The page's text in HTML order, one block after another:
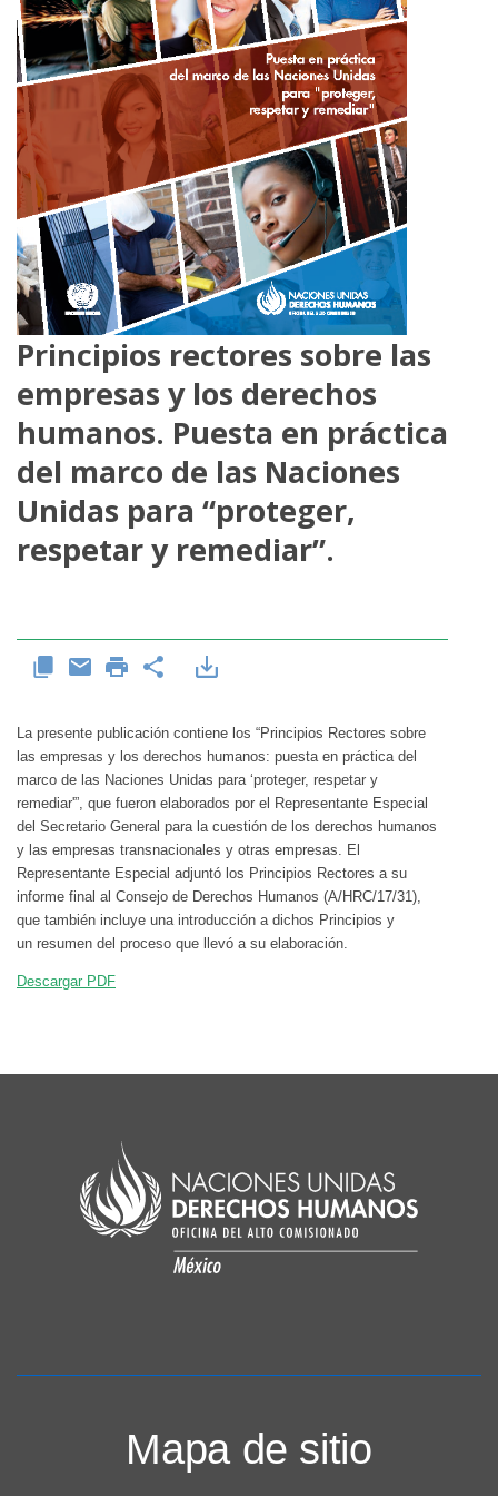
Principios rectores sobre las
empresas y los derechos
humanos. Puesta en práctica
del marco de las Naciones
Unidas para “proteger,
respetar y remediar”.
La presente publicación contiene los “Principios Rectores sobre
las empresas y los derechos humanos: puesta en práctica del
marco de las Naciones Unidas para ‘proteger, respetar y
remediar'”, que fueron elaborados por el Representante Especial
del Secretario General para la cuestión de los derechos humanos
y las empresas transnacionales y otras empresas. El
Representante Especial adjuntó los Principios Rectores a su
informe final al Consejo de Derechos Humanos (A/HRC/17/31),
que también incluye una introducción a dichos Principios y
un resumen del proceso que llevó a su elaboración.
Descargar PDF
Mapa de sitio